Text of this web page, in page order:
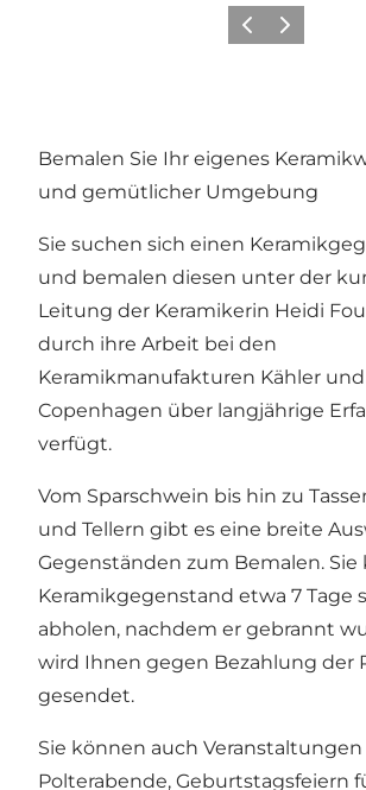
ZurückWeiter
Bemalen Sie Ihr eigenes
und gemütlicher Umgebung
Sie suchen sich einen
und bemalen diesen unter der
Leitung der Keramikerin Heidi
durch ihre Arbeit bei den
Keramikmanufakturen Kähler und
Copenhagen über langjährige
verfügt.
Vom Sparschwein bis hin zu
und Tellern gibt es eine breite
Gegenständen zum Bemalen.
Keramikgegenstand etwa 7 Tage
abholen, nachdem er gebrannt
wird Ihnen gegen Bezahlung der
gesendet.
Sie können auch Veranstaltungen
Polterabende, Geburtstagsfeiern